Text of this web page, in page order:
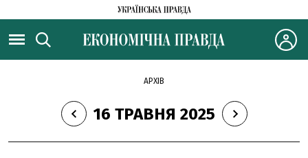
АРХІВ
16 ТРАВНЯ 2025